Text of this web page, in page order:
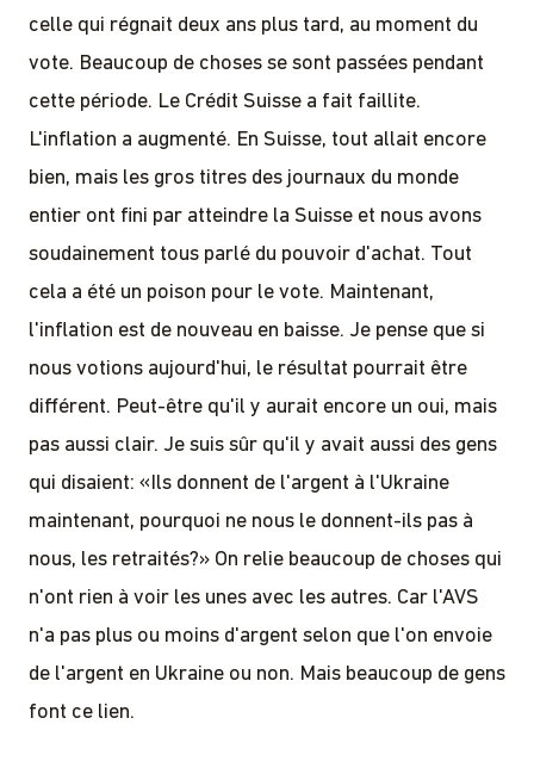
celle qui régnait deux ans plus tard, au moment du
vote. Beaucoup de choses se sont passées pendant
cette période. Le Crédit Suisse a fait faillite.
L'inflation a augmenté. En Suisse, tout allait encore
bien, mais les gros titres des journaux du monde
entier ont fini par atteindre la Suisse et nous avons
soudainement tous parlé du pouvoir d'achat. Tout
cela a été un poison pour le vote. Maintenant,
l'inflation est de nouveau en baisse. Je pense que si
nous votions aujourd'hui, le résultat pourrait être
différent. Peut-être qu'il y aurait encore un oui, mais
pas aussi clair. Je suis sûr qu'il y avait aussi des gens
qui disaient: «Ils donnent de l'argent à l'Ukraine
maintenant, pourquoi ne nous le donnent-ils pas à
nous, les retraités?» On relie beaucoup de choses qui
n'ont rien à voir les unes avec les autres. Car l'AVS
n'a pas plus ou moins d'argent selon que l'on envoie
de l'argent en Ukraine ou non. Mais beaucoup de gens
font ce lien.